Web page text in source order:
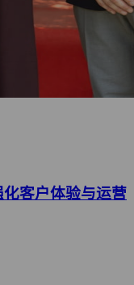
客户体验与运营